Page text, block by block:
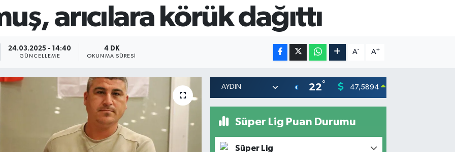
GRAM ALTIN
6508.83
%4.44
BİST100
arıcılara körük dağıttı
24.03.2025 - 14:40
GÜNCELLEME
4 DK
OKUNMA SÜRESI
A- A+
22° 47,5894
Süper Lig Puan Durumu
Süper Lig